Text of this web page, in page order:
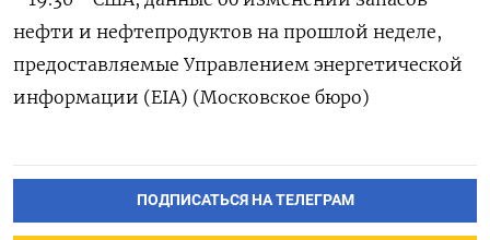
нефти и нефтепродуктов на прошлой неделе,
предоставляемые Управлением энергетической
информации (EIA) (Московское бюро)
ПОДПИСАТЬСЯ НА ТЕЛЕГРАМ